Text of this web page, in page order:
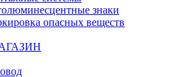
знаки
опасных веществ